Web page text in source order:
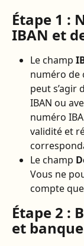
Étape 1 :
IBAN et
Le champ
numéro de
peut s’agir
IBAN ou
numéro
validité et
Le champ
Vous ne
compte
Étape 2 :
et